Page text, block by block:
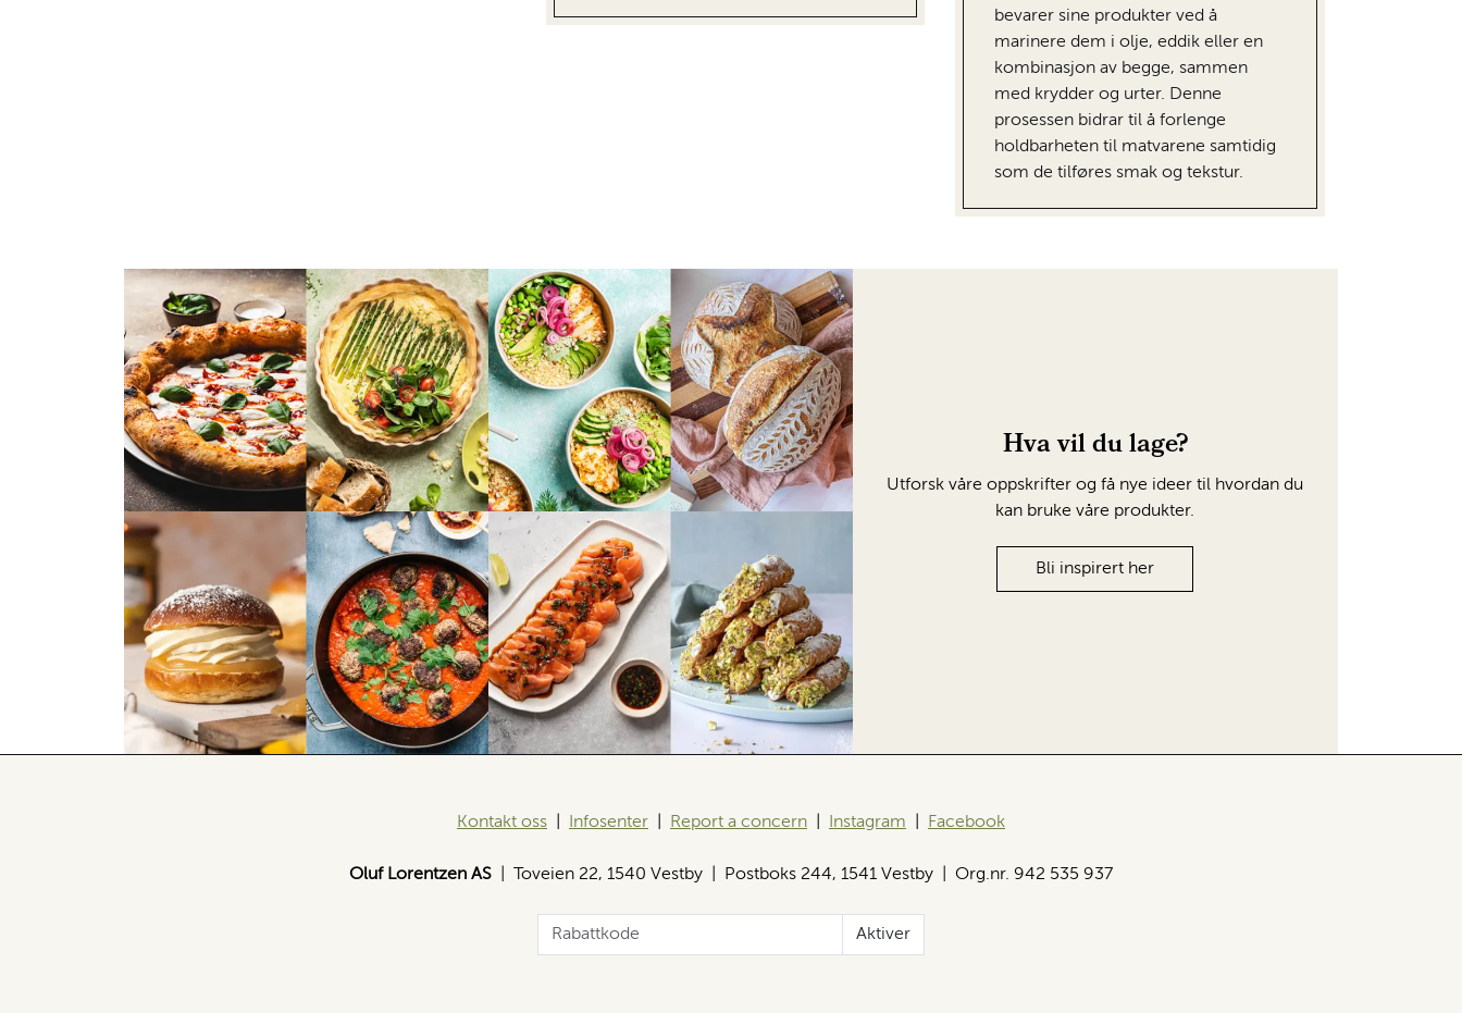
bevarer sine produkter ved å
marinere dem i olje, eddik eller en
kombinasjon av begge, sammen
med krydder og urter. Denne
prosessen bidrar til å forlenge
holdbarheten til matvarene samtidig
som de tilføres smak og tekstur.
Hva vil du lage?
Utforsk våre oppskrifter og få nye ideer til hvordan du
kan bruke våre produkter.
Bli inspirert her
Kontakt oss Infosenter Report a concern Instagram Facebook
Oluf Lorentzen AS | Toveien 22, 1540 Vestby | Postboks 244, 1541 Vestby | Org.nr. 942 535 937
Aktiver